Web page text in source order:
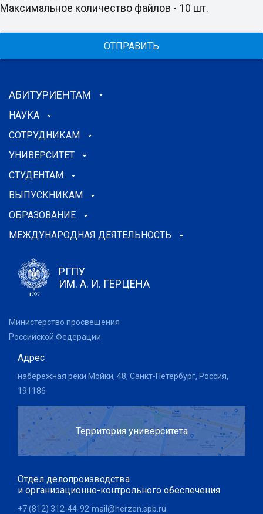
Максимальное количество файлов - 10 шт.
ОТПРАВИТЬ
АБИТУРИЕНТАМ
НАУКА
СОТРУДНИКАМ
УНИВЕРСИТЕТ
СТУДЕНТАМ
ВЫПУСКНИКАМ
ОБРАЗОВАНИЕ
МЕЖДУНАРОДНАЯ ДЕЯТЕЛЬНОСТЬ
РГПУ
ИМ. А. И. ГЕРЦЕНА
Министерство просвещения
Российской Федерации
Адрес
набережная реки Мойки, 48, Санкт-Петербург, Россия,
191186
Территория университета
Отдел делопроизводства
и организационно-контрольного обеспечения
+7 (812) 312-44-92 mail@herzen.spb.ru